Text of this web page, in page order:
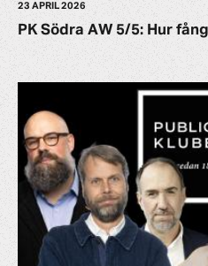
23 APRIL 2026
PK Södra AW 5/5: Hur